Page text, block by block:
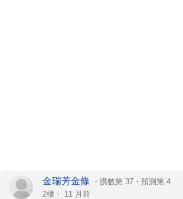
金瑞芳金條 ・ 讚數第 37 ・ 預測第 4
2樓・ 11 月前